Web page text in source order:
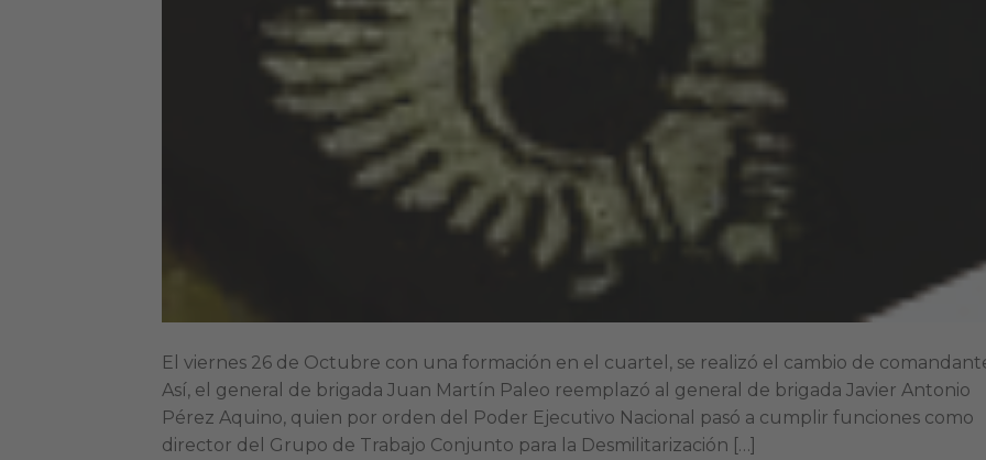
El viernes 26 de Octubre con una formación en el cuartel, se realizó el cambio de
Así, el general de brigada Juan Martín Paleo reemplazó al general de brigada Javier Antonio
Pérez Aquino, quien por orden del Poder Ejecutivo Nacional pasó a cumplir funciones como
director del Grupo de Trabajo Conjunto para la Desmilitarización […]